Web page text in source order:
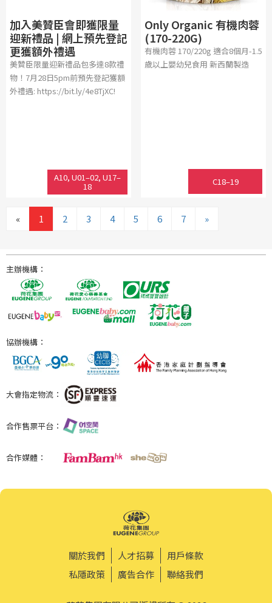
加入美贊臣會即獲限量
迎新禮品 | 網上預先登記
更獲額外禮遇
美贊臣限量迎新禮品包多達8款禮
物！7月28日5pm前預先登記獲額
外禮遇: https://bit.ly/4e8TjXC!
A10, U01–02, U17–
18
Only Organic 有機肉蓉
(170-220G)
有機肉蓉 170/220g 適合8個月-1.5
歲以上嬰幼兒食用 新西蘭製造
C18–19
« 1 2 3 4 5 6 7 »
主辦機構：
協辦機構：
大會指定物流：
合作售票平台：
合作媒體：
關於我們 人才招募
用戶條款
私隱政策
廣告合作 聯絡我們